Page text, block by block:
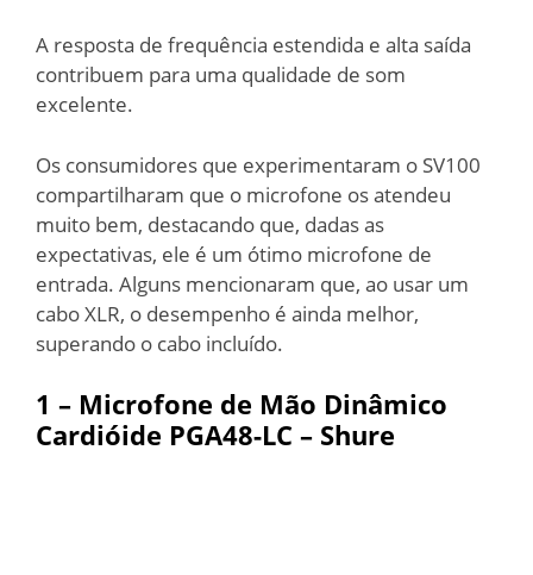
A resposta de frequência estendida e alta saída
contribuem para uma qualidade de som
excelente.
Os consumidores que experimentaram o SV100
compartilharam que o microfone os atendeu
muito bem, destacando que, dadas as
expectativas, ele é um ótimo microfone de
entrada. Alguns mencionaram que, ao usar um
cabo XLR, o desempenho é ainda melhor,
superando o cabo incluído.
1 – Microfone de Mão Dinâmico
Cardióide PGA48-LC – Shure